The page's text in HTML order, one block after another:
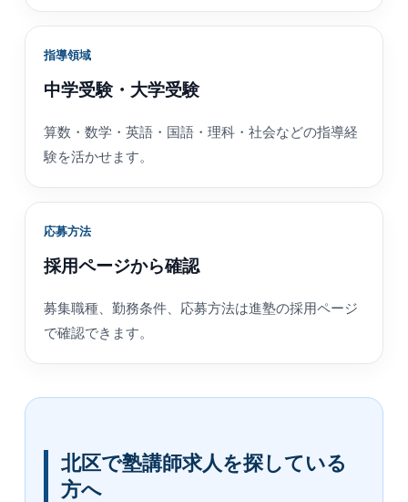
指導領域
中学受験・大学受験
算数・数学・英語・国語・理科・社会などの指導経
験を活かせます。
応募方法
採用ページから確認
募集職種、勤務条件、応募方法は進塾の採用ページ
で確認できます。
北区で塾講師求人を探している
方へ